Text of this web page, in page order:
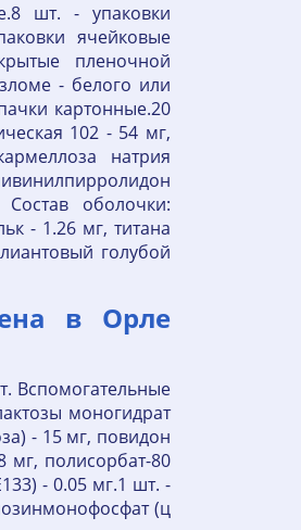
шт. - упаковки
ячейковые
пленочной
- белого или
картонные.20
102 - 54 мг,
натрия
оболочки:
- 1.26 мг, титана
голубой
в Орле
Вспомогательные
моногидрат
- 15 мг, повидон
мг, полисорбат-80
- 0.05 мг.1 шт. -
(ц